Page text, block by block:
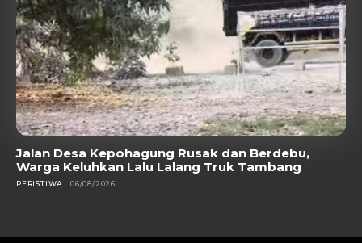
Jalan Desa Kepohagung Rusak dan Berdebu,
Warga Keluhkan Lalu Lalang Truk Tambang
PERISTIWA 06/08/2026